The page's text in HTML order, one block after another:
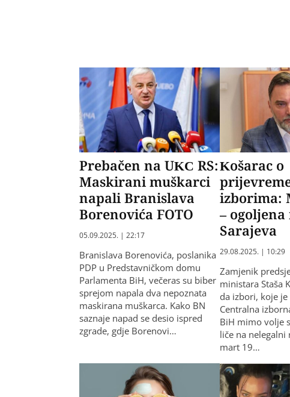
Prebačen na UKC RS:
Maskirani muškarci
napali Branislava
Borenovića FOTO
05.09.2025. | 22:17
Branislava Borenovića, poslanika
PDP u Predstavničkom domu
Parlamenta BiH, večeras su biber
sprejom napala dva nepoznata
maskirana muškarca. Kako BN
saznaje napad se desio ispred
zgrade, gdje Borenovi…
Košarac o
izborima:
–
Sarajeva
29.08.2025. | 10:29
Zamjenik
ministara Staša
da izbori, koje je
Centralna
BiH mimo volje
liče na
mart 19…